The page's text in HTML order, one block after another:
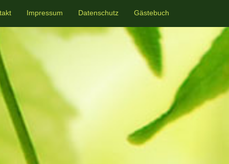
Impressum Datenschutz Gästebuch